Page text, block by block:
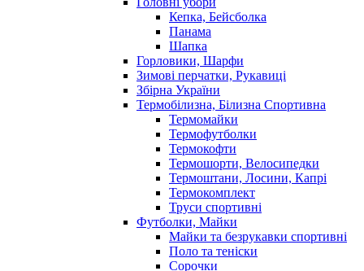
Кепка, Бейсболка
Панама
Шапка
Горловики, Шарфи
Зимові перчатки, Рукавиці
Збірна України
Термобілизна, Білизна Спортивна
Термомайки
Термофутболки
Термокофти
Термошорти, Велосипедки
Термоштани, Лосини, Капрі
Термокомплект
Труси спортивні
Футболки, Майки
Майки та безрукавки спортивні
Поло та теніски
Сорочки